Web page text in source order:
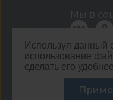
Используя данный
использование
сделать его
КДМ Уфа
г Уфа,
Мы в
ООО ЦЕНТР КДМ. ИНН: